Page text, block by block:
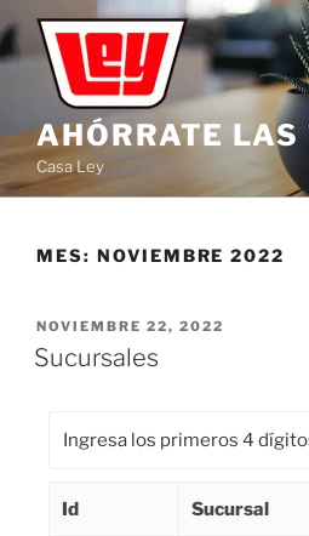
AHÓRRATE LAS
Casa Ley
MES: NOVIEMBRE 2022
NOVIEMBRE 22, 2022
Sucursales
Id Sucursal